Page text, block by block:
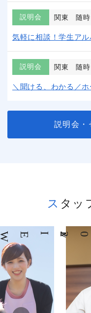
説明会 関東 随時
気軽に相談！学生ア
説明会 関東 随時
＼聞ける、わかる／
説明会・
スタ
INTERVIEW
03